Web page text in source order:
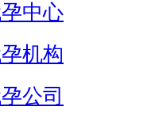
中心
机构
公司